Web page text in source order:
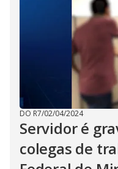
DO R7/02/04/2024
Servidor é
colegas de